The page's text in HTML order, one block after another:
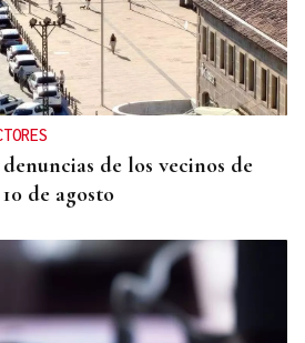
de los vecinos de
de agosto